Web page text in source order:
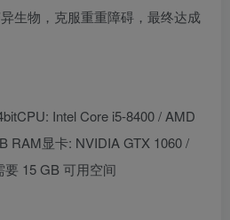
生物，克服重重障碍，最终达成
Intel Core i5-8400 / AMD
RAM显卡: NVIDIA GTX 1060 /
15 GB 可用空间